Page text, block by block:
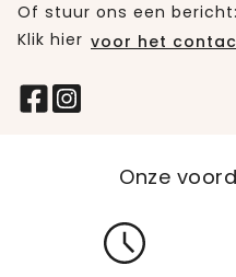
Of stuur ons een bericht:
Klik hier voor het
Onze